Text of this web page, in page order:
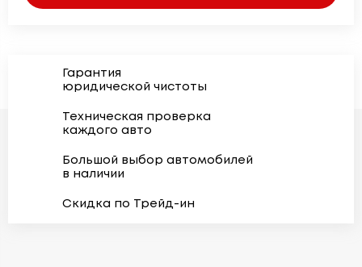
Гарантия
юридической чистоты
Техническая проверка
каждого авто
Большой выбор автомобилей
в наличии
Скидка по Трейд-ин